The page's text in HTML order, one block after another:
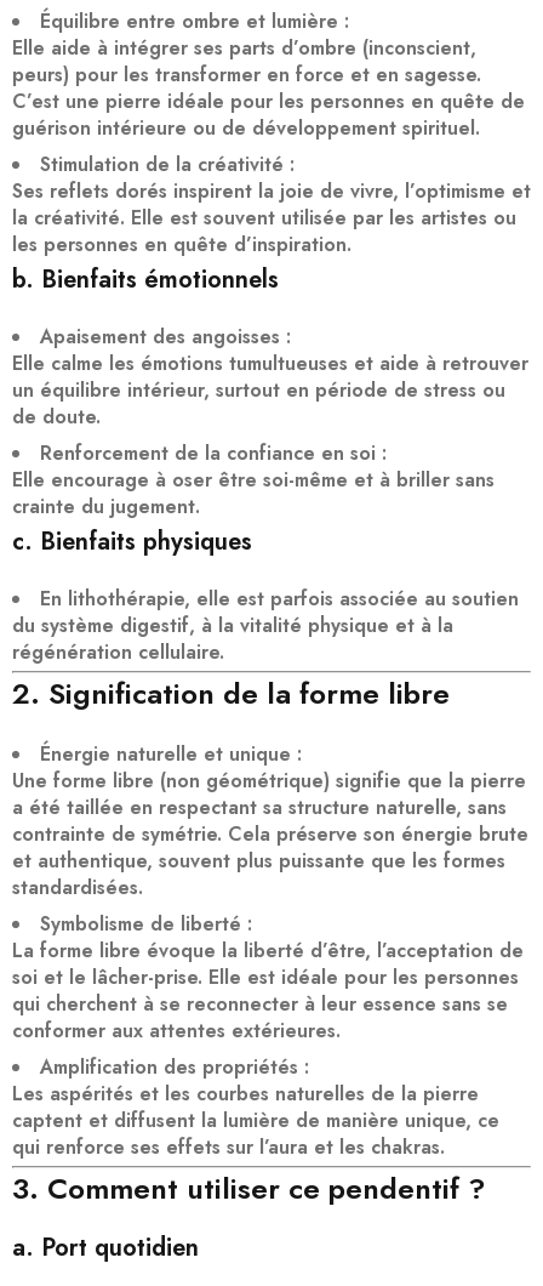
Équilibre entre ombre et lumière :
Elle aide à intégrer ses parts d’ombre (inconscient,
peurs) pour les transformer en force et en sagesse.
C’est une pierre idéale pour les personnes en quête de
guérison intérieure ou de développement spirituel.
Stimulation de la créativité :
Ses reflets dorés inspirent la joie de vivre, l’optimisme et
la créativité. Elle est souvent utilisée par les artistes ou
les personnes en quête d’inspiration.
b. Bienfaits émotionnels
Apaisement des angoisses :
Elle calme les émotions tumultueuses et aide à retrouver
un équilibre intérieur, surtout en période de stress ou
de doute.
Renforcement de la confiance en soi :
Elle encourage à oser être soi-même et à briller sans
crainte du jugement.
c. Bienfaits physiques
En lithothérapie, elle est parfois associée au soutien
du système digestif, à la vitalité physique et à la
régénération cellulaire.
2. Signification de la forme libre
Énergie naturelle et unique :
Une forme libre (non géométrique) signifie que la pierre
a été taillée en respectant sa structure naturelle, sans
contrainte de symétrie. Cela préserve son énergie brute
et authentique, souvent plus puissante que les formes
standardisées.
Symbolisme de liberté :
La forme libre évoque la liberté d’être, l’acceptation de
soi et le lâcher-prise. Elle est idéale pour les personnes
qui cherchent à se reconnecter à leur essence sans se
conformer aux attentes extérieures.
Amplification des propriétés :
Les aspérités et les courbes naturelles de la pierre
captent et diffusent la lumière de manière unique, ce
qui renforce ses effets sur l’aura et les chakras.
3. Comment utiliser ce pendentif ?
a. Port quotidien